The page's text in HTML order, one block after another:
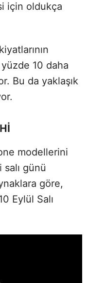
için oldukça
yüzde 10 daha
Bu da yaklaşık
modellerini
günü
göre,
Eylül Salı